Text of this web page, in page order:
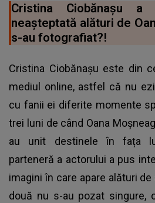
Cristina Ciobănașu
neaşteptată alături de
s-au fotografiat?!
Cristina Ciobănașu este din
mediul online, astfel că nu
cu fanii ei diferite momente
trei luni de când Oana
au unit destinele în fața
parteneră a actorului a pus
imagini în care apare alături
două nu s-au pozat singure,